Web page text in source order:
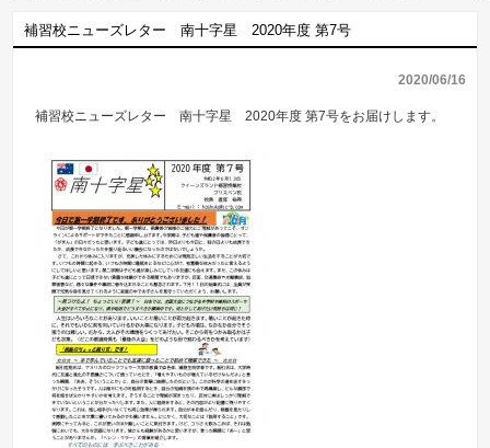
補習校ニューズレター 南十字星 2020年度 第7号
2020/06/16
補習校ニューズレター 南十字星 2020年度 第7号をお届けします。